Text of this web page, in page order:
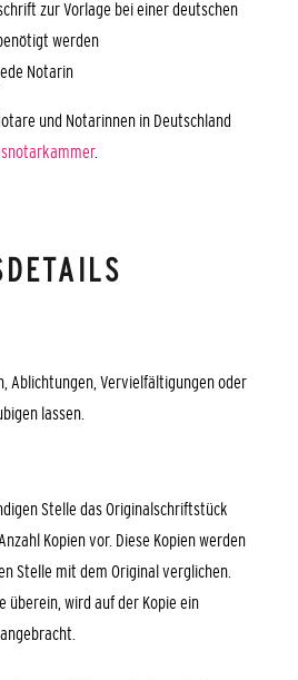
zur Vorlage bei einer deutschen
werden
Notarin
und Notarinnen in Deutschland
.
Ablichtungen, Vervielfältigungen oder
lassen.
Stelle das Originalschriftstück
Kopien vor. Diese Kopien werden
Stelle mit dem Original verglichen.
überein, wird auf der Kopie ein